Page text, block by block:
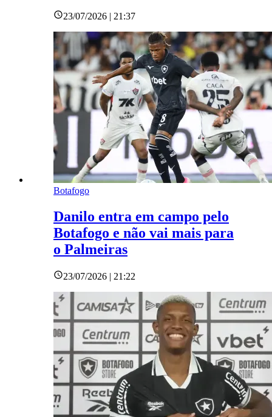
23/07/2026 | 21:37
Botafogo
Danilo entra em campo pelo
Botafogo e não vai mais para
o Palmeiras
23/07/2026 | 21:22